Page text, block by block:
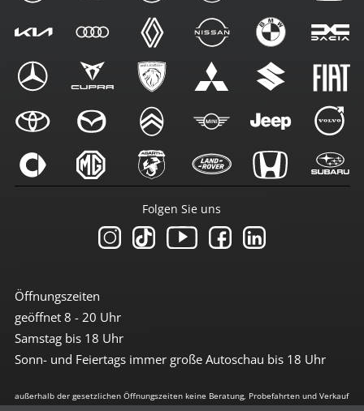
Öffnungszeiten
geöffnet 8 - 20 Uhr
Samstag bis 18 Uhr
Sonn- und Feiertags immer große Autoschau bis 18 Uhr
Folgen Sie uns
außerhalb der gesetzlichen Öffnungszeiten keine Beratung, Probefahrten und Verkauf